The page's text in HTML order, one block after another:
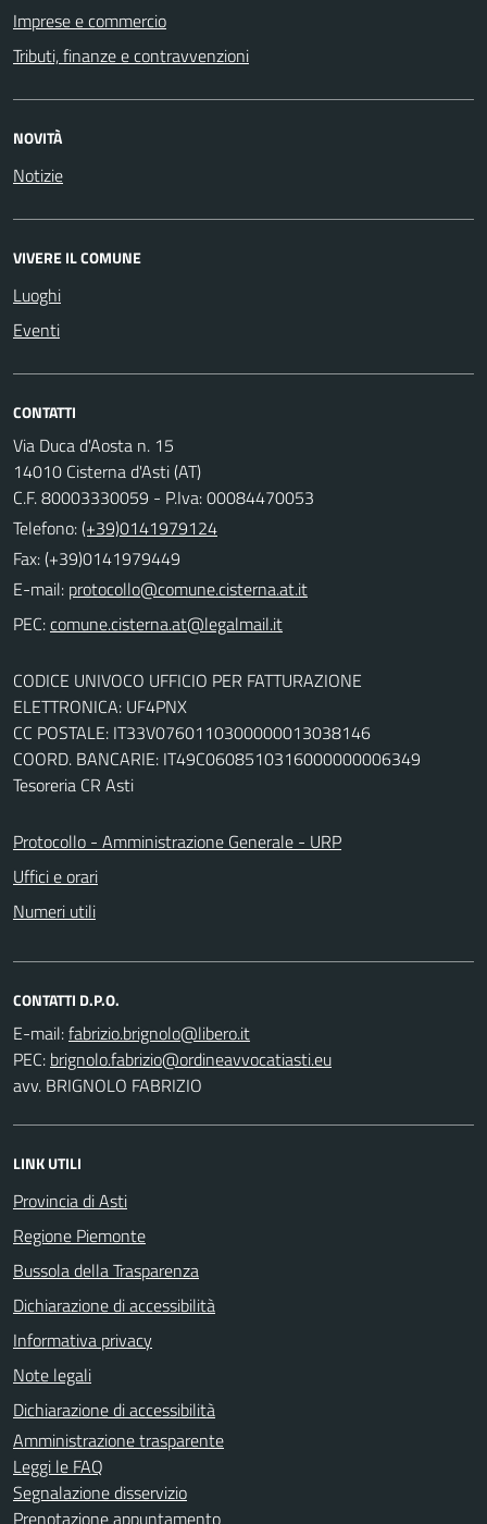
Imprese e commercio
Tributi, finanze e contravvenzioni
NOVITÀ
Notizie
VIVERE IL COMUNE
Luoghi
Eventi
CONTATTI
Via Duca d'Aosta n. 15
14010 Cisterna d'Asti (AT)
C.F. 80003330059 - P.Iva: 00084470053
Telefono:(+39)0141979124
Fax: (+39)0141979449
E-mail:
PEC:
CODICE UNIVOCO UFFICIO PER FATTURAZIONE
ELETTRONICA: UF4PNX
CC POSTALE: IT33V0760110300000013038146
COORD. BANCARIE: IT49C0608510316000000006349
Tesoreria CR Asti
Protocollo - Amministrazione Generale - URP
Uffici e orari
Numeri utili
CONTATTI D.P.O.
E-mail:
PEC:
avv. BRIGNOLO FABRIZIO
LINK UTILI
Provincia di Asti
Regione Piemonte
Bussola della Trasparenza
Dichiarazione di accessibilità
Informativa privacy
Note legali
Dichiarazione di accessibilità
Amministrazione trasparente
Leggi le FAQ
Segnalazione disservizio
Prenotazione appuntamento